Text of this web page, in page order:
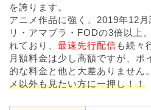
を誇ります。
アニメ作品に強く、2019年12
リ・アマプラ・FODの3倍以上
れており、 最速先行配信 も続々
月額料金は少し高額ですが、ポ
的な料金と他と大差ありません。
メ以外も見たい方に一押し！！